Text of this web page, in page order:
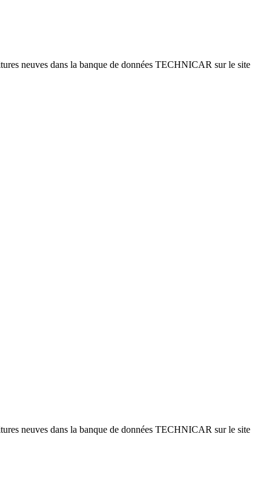
neuves dans la banque de données TECHNICAR sur le site
neuves dans la banque de données TECHNICAR sur le site